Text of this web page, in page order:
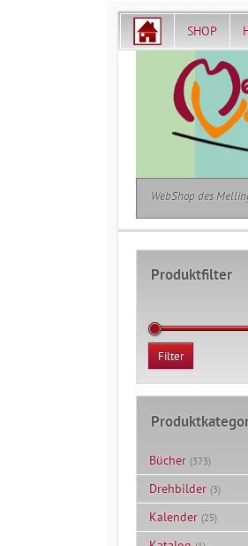
SHOP
WebShop des
Produktfilter
Filter
Bücher (373)
Drehbilder (3)
Kalender (25)